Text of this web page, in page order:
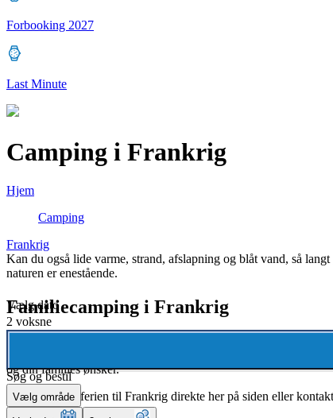
Forbooking 2027
Last Minute
Camping i Frankrig
Hjem
Camping
Frankrig
Kan du også lide varme, strand, afslapning og blåt vand, så
naturen er enestående.
Familiecamping i Frankrig
Frankrig har i mange år været verdens mest populære turistmål
række populære rejsemål og campingpladser i hele Frankrig. Så
og din families ønsker.
Book campingferien til Frankrig direkte her på siden eller
Vælg dato
2 voksne
Søg og bestil
Vælg område